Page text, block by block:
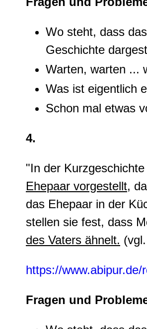
Wo steht, dass
Geschichte
Warten, warten ...
Was ist eigentlich
Schon mal etwas
4.
"In der
Ehepaar vorgestellt,
das Ehepaar in der
stellen sie fest, dass
des Vaters ähnelt.
https://
Fragen und